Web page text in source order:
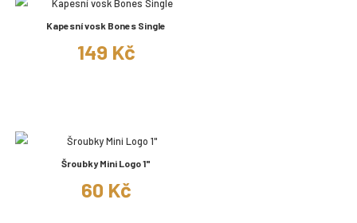
Kapesní vosk Bones Single
149 Kč
Šroubky Mini Logo 1"
60 Kč